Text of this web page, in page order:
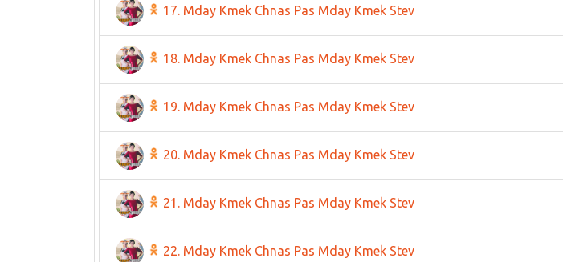
17. Mday Kmek Chnas Pas Mday Kmek Stev
18. Mday Kmek Chnas Pas Mday Kmek Stev
19. Mday Kmek Chnas Pas Mday Kmek Stev
20. Mday Kmek Chnas Pas Mday Kmek Stev
21. Mday Kmek Chnas Pas Mday Kmek Stev
22. Mday Kmek Chnas Pas Mday Kmek Stev